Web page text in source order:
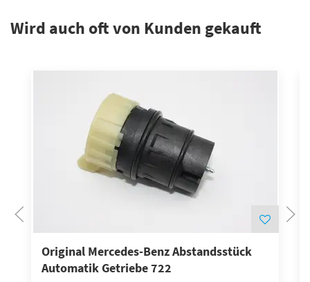
Wird auch oft von Kunden gekauft
Original Mercedes-Benz Abstandsstück
Automatik Getriebe 722